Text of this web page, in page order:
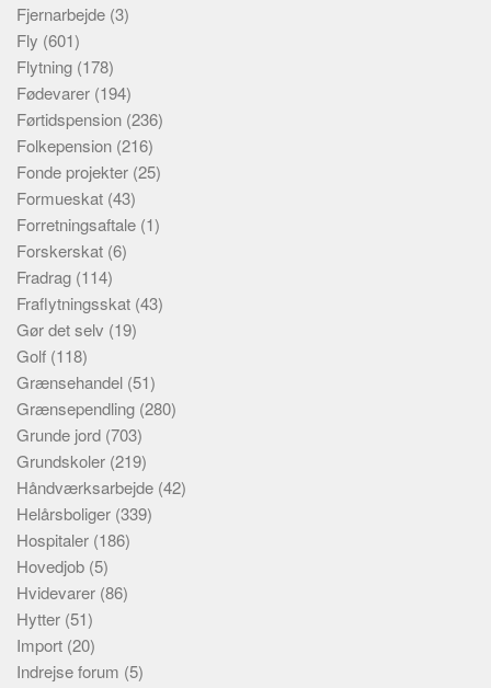
Fjernarbejde (3)
Fly (601)
Flytning (178)
Fødevarer (194)
Førtidspension (236)
Folkepension (216)
Fonde projekter (25)
Formueskat (43)
Forretningsaftale (1)
Forskerskat (6)
Fradrag (114)
Fraflytningsskat (43)
Gør det selv (19)
Golf (118)
Grænsehandel (51)
Grænsependling (280)
Grunde jord (703)
Grundskoler (219)
Håndværksarbejde (42)
Helårsboliger (339)
Hospitaler (186)
Hovedjob (5)
Hvidevarer (86)
Hytter (51)
Import (20)
Indrejse forum (5)